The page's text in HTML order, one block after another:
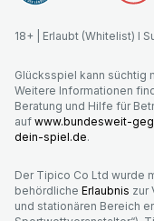
18+ | Erlaubt (Whitelist) I
Glücksspiel kann süchtig
Weitere Informationen
Beratung und Hilfe für
auf www.bundesweit-
dein-spiel.de.
Der Tipico Co Ltd wurde
behördliche Erlaubnis zur
und stationären Bereich